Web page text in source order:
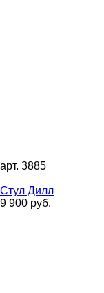
арт. 3885
Стул Дилл
9 900 руб.